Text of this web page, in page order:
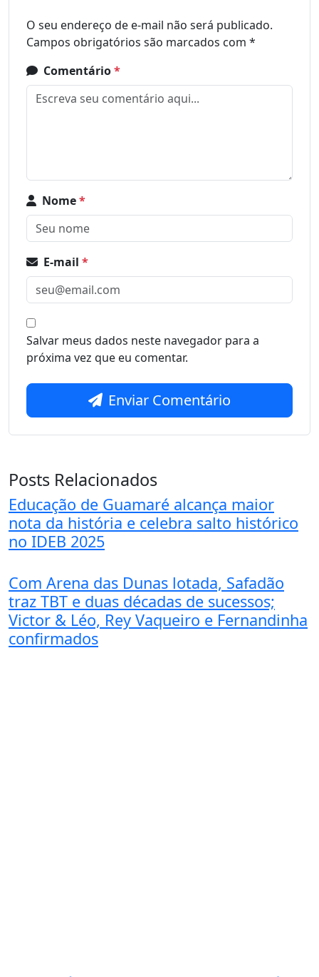
O seu endereço de e-mail não será publicado.
Campos obrigatórios são marcados com *
Comentário*
Nome*
E-mail *
Salvar meus dados neste navegador para a
próxima vez que eu comentar.
Enviar Comentário
Posts Relacionados
Educação de Guamaré alcança maior
nota da história e celebra salto histórico
no IDEB 2025
Com Arena das Dunas lotada, Safadão
traz TBT e duas décadas de sucessos;
Victor & Léo, Rey Vaqueiro e Fernandinha
confirmados